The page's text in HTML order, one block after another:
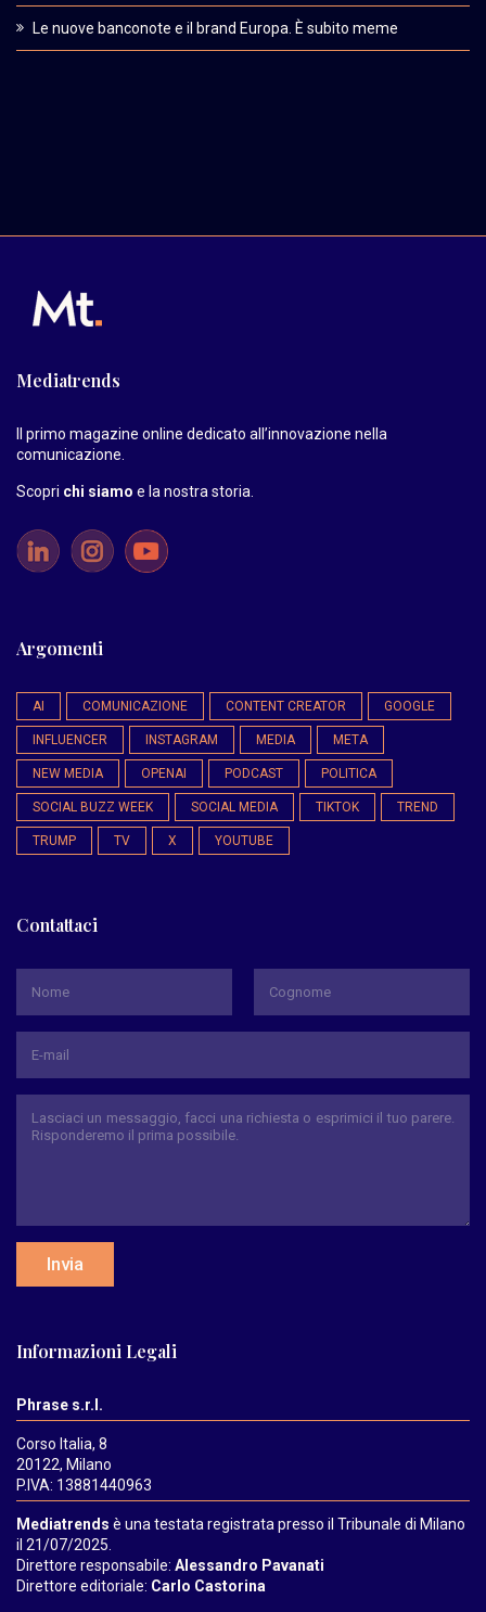
Le nuove banconote e il brand Europa. È subito meme
Mediatrends
Il primo magazine online dedicato all’innovazione nella
comunicazione.
Scopri chi siamo e la nostra storia.
Argomenti
AI COMUNICAZIONE CONTENT CREATOR GOOGLE
INFLUENCER INSTAGRAM MEDIA META
NEW MEDIA OPENAI PODCAST POLITICA
SOCIAL BUZZ WEEK SOCIAL MEDIA TIKTOK TREND
TRUMP TV X YOUTUBE
Contattaci
Invia
Informazioni Legali
Phrase s.r.l.
Corso Italia, 8
20122, Milano
P.IVA: 13881440963
Mediatrends è una testata registrata presso il Tribunale di Milano
il 21/07/2025.
Direttore responsabile: Alessandro Pavanati
Direttore editoriale: Carlo Castorina